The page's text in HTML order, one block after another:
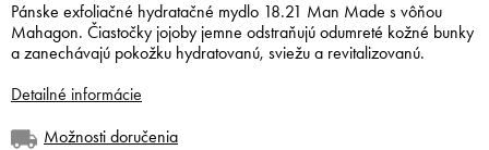
Možnosti doručenia
Pánske exfoliačné hydratačné mydlo 18.21 Man Made s vôňou
Mahagon. Čiastočky jojoby jemne odstraňujú odumreté kožné bunky
a zanechávajú pokožku hydratovanú, sviežu a revitalizovanú.
Detailné informácie